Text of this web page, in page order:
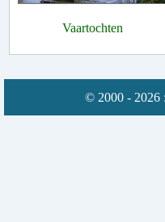
Vaartochten
© 2000 - 2026